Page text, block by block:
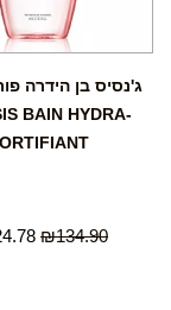
ג'נסיס בן הידרה
BAIN HYDRA-
₪134.90